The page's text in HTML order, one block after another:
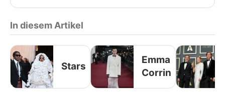
In diesem Artikel
Stars
Emma
Corrin